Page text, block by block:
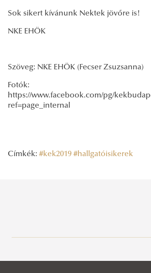
Sok sikert kívánunk Nektek jövőre is!
NKE EHÖK
Szöveg: NKE EHÖK (Fecser Zsuzsanna)
Fotók:
https://www.facebook.com/pg/
ref=page_internal
Címkék:#kek2019 #hallgatóisikerek